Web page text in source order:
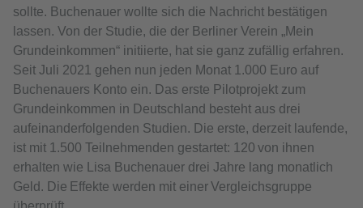
sollte. Buchenauer wollte sich die Nachricht bestätigen
lassen. Von der Studie, die der Berliner Verein „Mein
Grundeinkommen“ initiierte, hat sie ganz zufällig erfahren.
Seit Juli 2021 gehen nun jeden Monat 1.000 Euro auf
Buchenauers Konto ein. Das erste Pilotprojekt zum
Grundeinkommen in Deutschland besteht aus drei
aufeinanderfolgenden Studien. Die erste, derzeit laufende,
ist mit 1.500 Teilnehmenden gestartet: 120 von ihnen
erhalten wie Lisa Buchenauer drei Jahre lang monatlich
Geld. Die Effekte werden mit einer Vergleichsgruppe